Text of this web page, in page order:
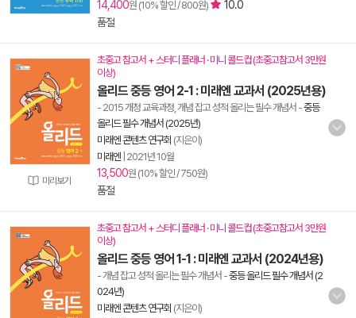
14,400원 (10% 할인 / 800원)
10.0
품절
미리보기
초중고 참고서 + 스터디 플래너 · 미니 콜드컵 (초중고참고서 3만원
이상)
올리드 중등 영어 2-1 : 미래엔 교과서 (2025년용)
- 2015 개정 교육과정, 개념 잡고 성적 올리는 필수 개념서 -중등
올리드 필수 개념서 (2025년)
미래엔 콘텐츠 연구회 (지은이)
미래엔 2021년 10월
13,500원 (10% 할인 / 750원)
품절
초중고 참고서 + 스터디 플래너 · 미니 콜드컵 (초중고참고서 3만원
이상)
올리드 중등 영어 1-1 : 미래엔 교과서 (2024년용)
- 개념 잡고 성적 올리는 필수 개념서 -중등 올리드 필수 개념서 (2
024년)
미래엔 콘텐츠 연구회 (지은이)